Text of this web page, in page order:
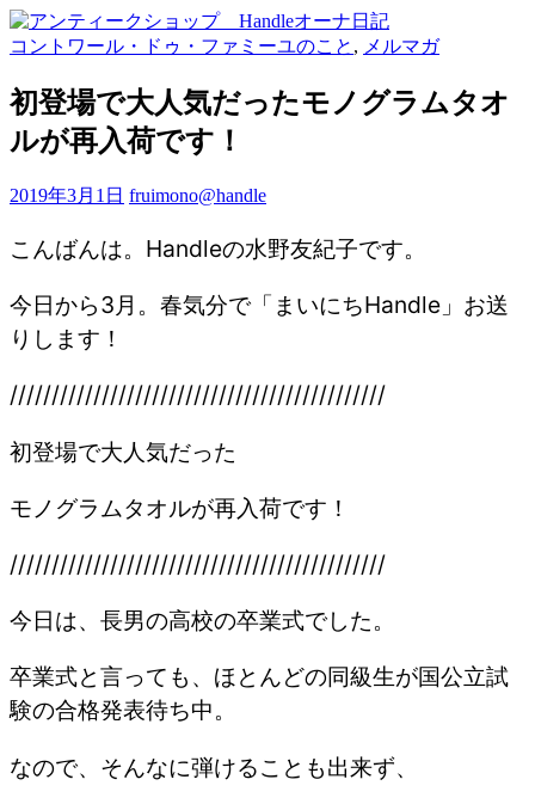
コントワール・ドゥ・ファミーユのこと , メルマガ
初登場で大人気だったモノグラムタオ
ルが再入荷です！
2019年3月1日 fruimono@handle
こんばんは。Handleの水野友紀子です。
今日から3月。春気分で「まいにちHandle」お送
りします！
/////////////////////////////////////////////
初登場で大人気だった
モノグラムタオルが再入荷です！
/////////////////////////////////////////////
今日は、長男の高校の卒業式でした。
卒業式と言っても、ほとんどの同級生が国公立試
験の合格発表待ち中。
なので、そんなに弾けることも出来ず、